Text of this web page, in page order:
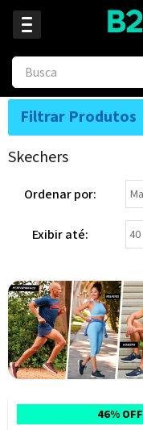
Filtrar Produtos
Skechers
Ordenar por:
Exibir até:
46% OFF